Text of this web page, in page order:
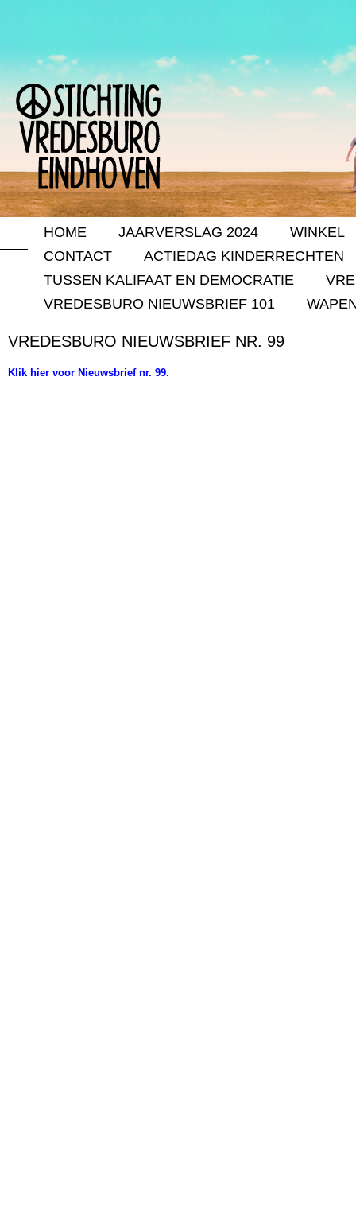
HOME JAARVERSLAG 2024
WINKEL
CONTACT
ACTIEDAG KINDERRECHTEN
TUSSEN KALIFAAT EN DEMOCRATIE
VREDESBURO NIEUWSBRIEF 101
VREDESBURO NIEUWSBRIEF NR. 99
Klik hier voor Nieuwsbrief nr. 99.